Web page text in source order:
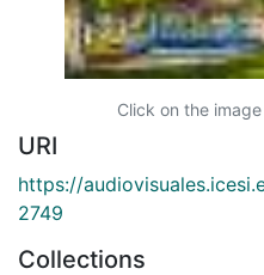
Click on the
URI
https://
2749
Collections